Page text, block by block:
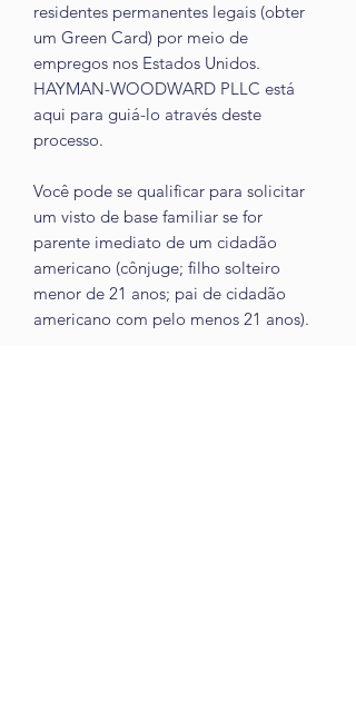
residentes permanentes legais (obter
um Green Card) por meio de
empregos nos Estados Unidos.
HAYMAN-WOODWARD PLLC está
aqui para guiá-lo através deste
processo.
Você pode se qualificar para solicitar
um visto de base familiar se for
parente imediato de um cidadão
americano (cônjuge; filho solteiro
menor de 21 anos; pai de cidadão
americano com pelo menos 21 anos).